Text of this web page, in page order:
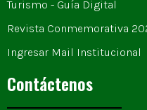
Turismo - Guía Digital
Revista Conmemorativa
Ingresar Mail Institucional
Contáctenos